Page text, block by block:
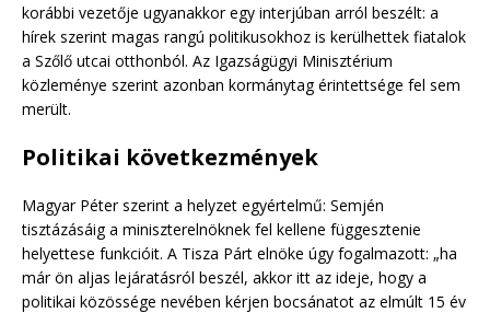
korábbi vezetője ugyanakkor egy interjúban arról beszélt: a
hírek szerint magas rangú politikusokhoz is kerülhettek fiatalok
a Szőlő utcai otthonból. Az Igazságügyi Minisztérium
közleménye szerint azonban kormánytag érintettsége fel sem
merült.
Politikai következmények
Magyar Péter szerint a helyzet egyértelmű: Semjén
tisztázásáig a miniszterelnöknek fel kellene függesztenie
helyettese funkcióit. A Tisza Párt elnöke úgy fogalmazott: „ha
már ön aljas lejáratásról beszél, akkor itt az ideje, hogy a
politikai közössége nevében kérjen bocsánatot az elmúlt 15 év